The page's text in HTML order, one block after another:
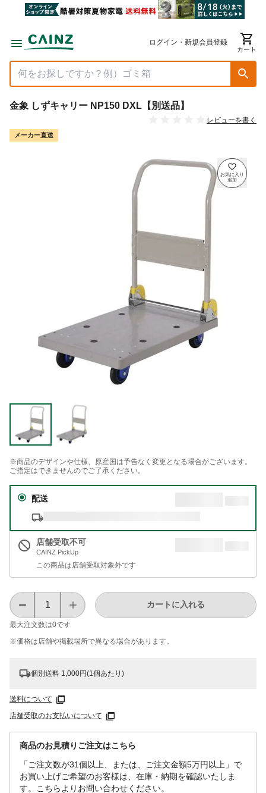
ログイン・新規会員登録
カート
金象 しずキャリー NP150 DXL【別送品】
レビューを書く
メーカー直送
※商品のデザインや仕様、原産国は予告なく変更となる場合がございます。
ご指定はできませんのでご了承ください。
配送
店舗受取不可
CAINZ PickUp
この商品は店舗受取対象外です
最大注文数は0です
カートに入れる
※価格は​店舗や​掲載場所で​異なる​場合が​あります。
個別送料 1,000円(1個あたり)
送料について
店舗受取のお支払いについて
商品のお見積りご注文はこちら
「ご注文数が31個以上、または、ご注文金額5万円以上」で
お買い上げご希望のお客様は、在庫・納期を確認いたしま
す。こちらよりお問い合わせください。